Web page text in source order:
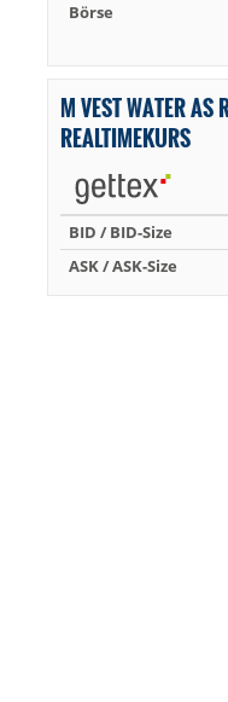
Börse
M VEST WATER AS
REALTIMEKURS
BID / BID-Size
ASK / ASK-Size